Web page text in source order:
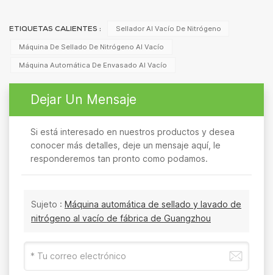
ETIQUETAS CALIENTES : Sellador Al Vacío De Nitrógeno
Máquina De Sellado De Nitrógeno Al Vacío
Máquina Automática De Envasado Al Vacío
Dejar Un Mensaje
Si está interesado en nuestros productos y desea
conocer más detalles, deje un mensaje aquí, le
responderemos tan pronto como podamos.
Sujeto : Máquina automática de sellado y lavado de
nitrógeno al vacío de fábrica de Guangzhou